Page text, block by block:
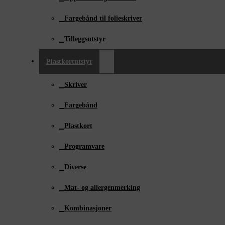
Fargebånd til folieskriver
Tilleggsutstyr
Plastkortutstyr
Skriver
Fargebånd
Plastkort
Programvare
Diverse
Mat- og allergenmerking
Kombinasjoner